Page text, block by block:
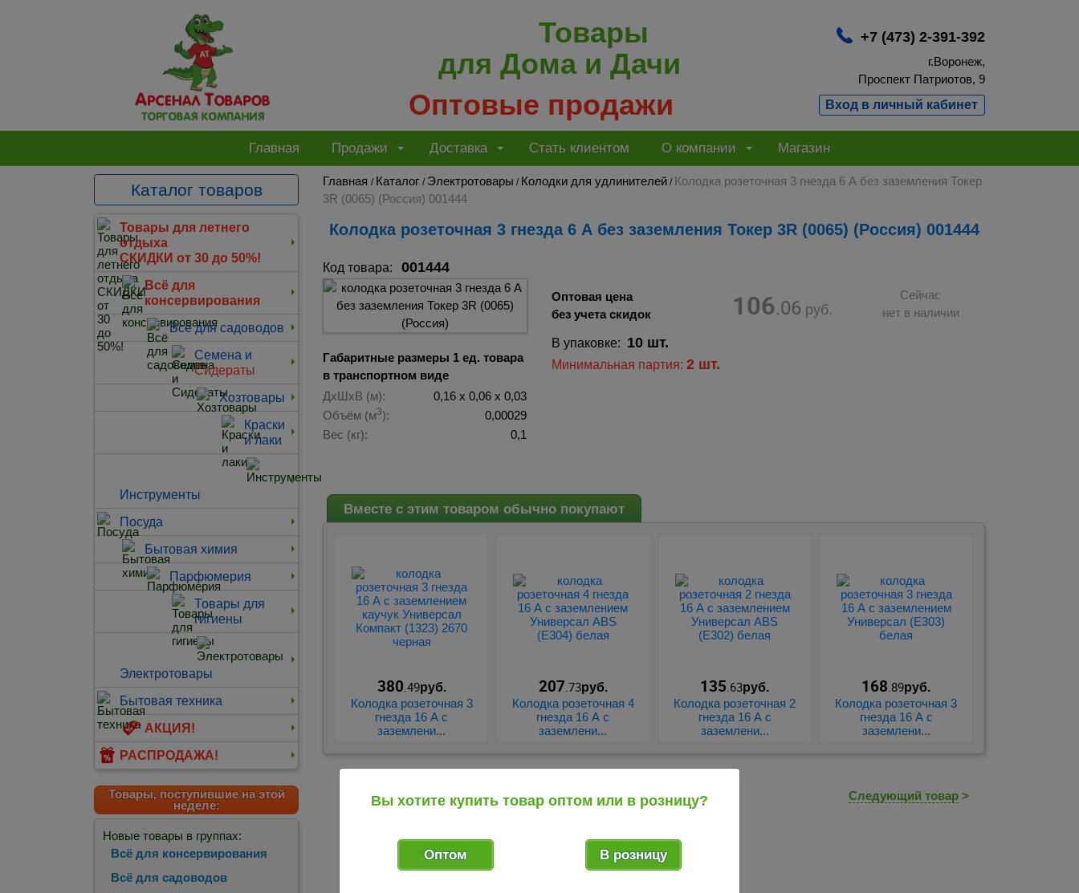
Товары
для Дома и Дачи
Оптовые продажи
+7 (473) 2-391-392
г.Воронеж,
Проспект Патриотов, 9
Вход в личный кабинет
Главная Продажи Доставка Стать клиентом О компании Магазин
Каталог товаров
Товары для летнего
отдыха
СКИДКИ от 30 до 50%!
Всё для
консервирования
Всё для садоводов
Семена и
Сидераты
Хозтовары
Краски
и лаки
Инструменты
Посуда
Бытовая химия
Парфюмерия
Товары для
гигиены
Электротовары
Бытовая техника
АКЦИЯ!
РАСПРОДАЖА!
Товары, поступившие на этой
неделе:
Новые товары в группах:
Всё для консервирования
Всё для садоводов
Главная / Каталог / Электротовары / Колодки для удлинителей / Колодка розеточная 3 гнезда 6 А без заземления Токер
3R (0065) (Россия) 001444
Колодка розеточная 3 гнезда 6 А без заземления Токер 3R (0065) (Россия) 001444
Код товара: 001444
Габаритные размеры 1 ед. товара
в транспортном виде
ДхШхВ (м):
0,16 х 0,06 х 0,03
Объём (м3):
0,00029
Вес (кг):
0,1
Оптовая цена
без учета скидок
106.06 руб.
Сейчас
нет в наличии
В упаковке: 10 шт.
Минимальная партия: 2 шт.
Вместе с этим товаром обычно покупают
380.49руб.
Колодка розеточная 3
гнезда 16 А с
заземлени...
207.73руб.
Колодка розеточная 4
гнезда 16 А с
заземлени...
135.63руб.
Колодка розеточная 2
гнезда 16 А с
заземлени...
168.89руб.
Колодка розеточная 3
гнезда 16 А с
заземлени...
Следующий товар >
Вы хотите купить товар оптом или в розницу?
Оптом В розницу